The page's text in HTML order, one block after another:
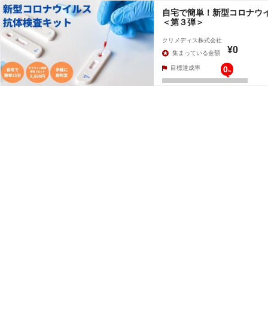
自宅で簡単！新型コロナウ
＜第３弾＞
クリメディス株式会社
集まっている金額
¥0
目標達成率 0%